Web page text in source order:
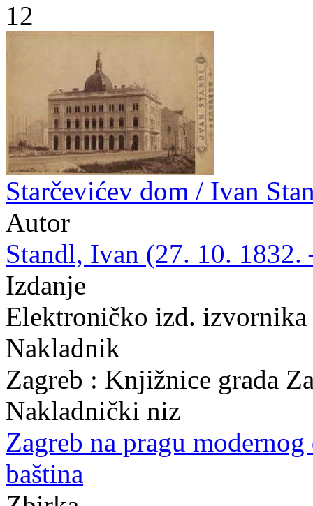
12
Starčevićev dom / Ivan
Autor
Standl, Ivan (27. 10. 1832.
Izdanje
Elektroničko izd.
Nakladnik
Zagreb : Knjižnice grada
Nakladnički niz
Zagreb na pragu modernog
baština